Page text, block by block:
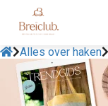
Alles over haken